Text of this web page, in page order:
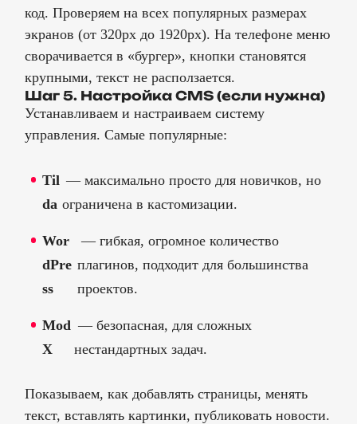
код. Проверяем на всех популярных размерах
экранов (от 320px до 1920px). На телефоне меню
сворачивается в «бургер», кнопки становятся
крупными, текст не расползается.
Шаг 5. Настройка CMS (если нужна)
Устанавливаем и настраиваем систему
управления. Самые популярные:
Til
da
— максимально просто для новичков, но
ограничена в кастомизации.
Wor
dPre
ss
— гибкая, огромное количество
плагинов, подходит для большинства
проектов.
Mod
X
— безопасная, для сложных
нестандартных задач.
Показываем, как добавлять страницы, менять
текст, вставлять картинки, публиковать новости.